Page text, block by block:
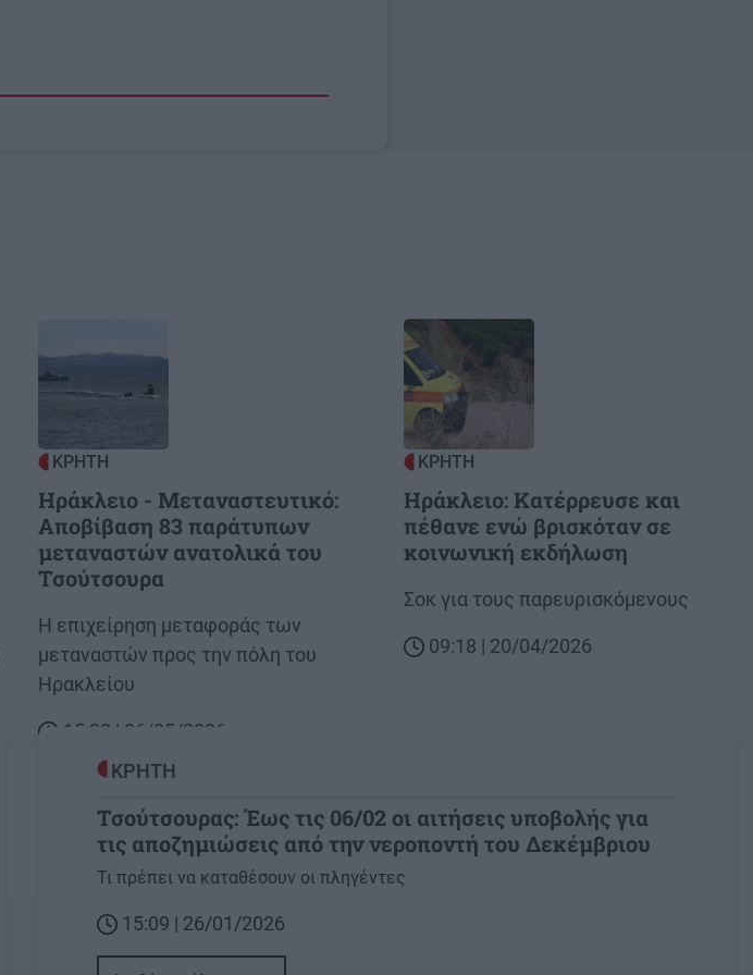
ΚΡΗΤΗ
Ηράκλειο - Μεταναστευτικό:
Αποβίβαση 83 παράτυπων
μεταναστών ανατολικά του
Τσούτσουρα
Body
Η επιχείρηση μεταφοράς των
μεταναστών προς την πόλη του
Ηρακλείου
15:22 | 06/05/2026
Image
ΚΡΗΤΗ
Ηράκλειο: Κατέρρευσε και
πέθανε ενώ βρισκόταν σε
κοινωνική εκδήλωση
Body
Σοκ για τους παρευρισκόμενους
09:18 | 20/04/2026
ΚΡΗΤΗ
Τσούτσουρας: Έως τις 06/02 οι αιτήσεις υποβολής για
τις αποζημιώσεις από την νεροποντή του Δεκέμβριου
Τι πρέπει να καταθέσουν οι πληγέντες
15:09 | 26/01/2026